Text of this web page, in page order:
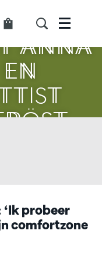
Menu
ANNA
probeer
comfortzone